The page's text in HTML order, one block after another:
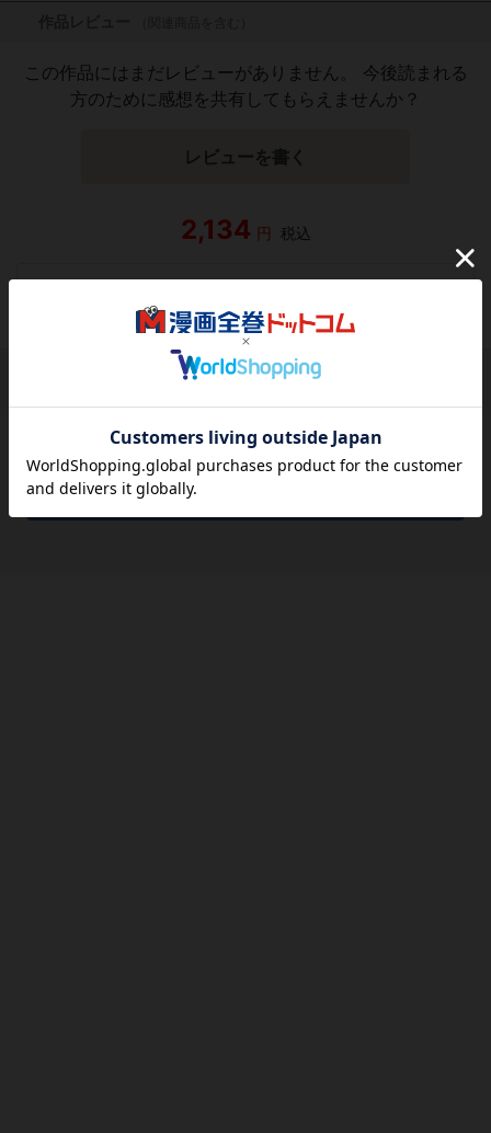
この作品にはまだレビューがありません。 今後読まれる
方のために感想を共有してもらえませんか？
レビューを書く
2,134 円 税込
シェアする